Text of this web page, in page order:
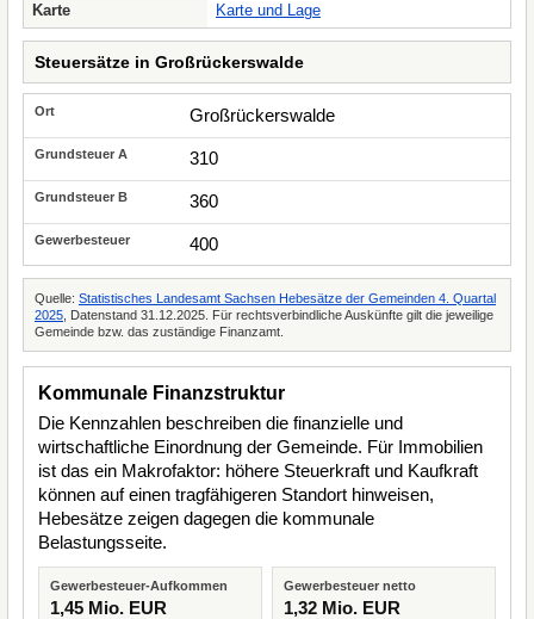
Karte
Karte und Lage
Steuersätze in Großrückerswalde
Großrückerswalde
310
360
400
Quelle: Statistisches Landesamt Sachsen Hebesätze der Gemeinden 4. Quartal
2025 , Datenstand 31.12.2025. Für rechtsverbindliche Auskünfte gilt die jeweilige
Gemeinde bzw. das zuständige Finanzamt.
Kommunale Finanzstruktur
Die Kennzahlen beschreiben die finanzielle und
wirtschaftliche Einordnung der Gemeinde. Für Immobilien
ist das ein Makrofaktor: höhere Steuerkraft und Kaufkraft
können auf einen tragfähigeren Standort hinweisen,
Hebesätze zeigen dagegen die kommunale
Belastungsseite.
Gewerbesteuer-Aufkommen
1,45 Mio. EUR
Gewerbesteuer netto
1,32 Mio. EUR